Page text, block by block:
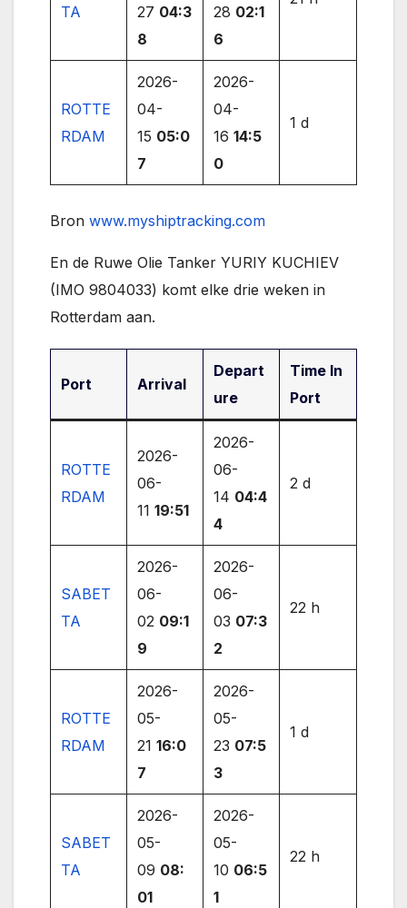
TA 27 04:3
8
28 02:1
6
ROTTE
RDAM
2026-
04-
15 05:0
7
2026-
04-
1614:5
0
1 d
Bron www.myshiptracking.com
En de Ruwe Olie Tanker YURIY KUCHIEV
(IMO 9804033) komt elke drie weken in
Rotterdam aan.
Port Arrival
Depart
ure
Time In
Port
ROTTE
RDAM
2026-
06-
1119:51
2026-
06-
14 04:4
4
2 d
SABET
TA
2026-
06-
02 09:1
9
2026-
06-
03 07:3
2
22 h
ROTTE
RDAM
2026-
05-
2116:0
7
2026-
05-
23 07:5
3
1 d
SABET
TA
2026-
05-
09 08:
01
2026-
05-
10 06:5
1
22 h